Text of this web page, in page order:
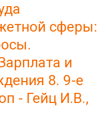
сферы:
и
8. 9-е
- Гейц И.В.,